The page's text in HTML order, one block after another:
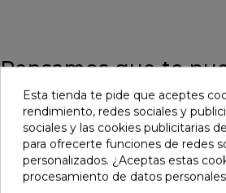
Pensamos que te
BLANCO
favorite
BLANCO
favorite
Esta tienda te pide que aceptes
rendimiento, redes sociales y
sociales y las cookies publicitarias
para ofrecerte funciones de redes
personalizados. ¿Aceptas estas
procesamiento de datos